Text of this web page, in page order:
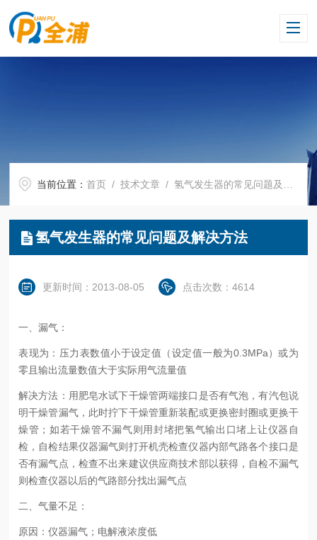
当前位置：首页 /技术文章 / 氢气发生器的常见问题及解决方法
氢气发生器的常见问题及解决方法
更新时间：2013-08-05 点击次数：4614
一、漏气：
表现为：压力表数值小于设定值（设定值一般为0.3MPa）或为
零且输出流量数值大于实际用气流量值
解决方法：用肥皂水试下干燥管两端接口是否有气泡，有汽包说
明干燥管漏气，此时拧下干燥管重新装配或更换密封圈或更换干
燥管；如若干燥管不漏气则用封堵把氢气输出口堵上让仪器自
检，自检结果仪器漏气则打开机壳检查仪器内部气路各个接口是
否有漏气点，检查不出来建议供应商技术部以获得，自检不漏气
则检查仪器以后的气路部分找出漏气点
二、气量不足：
原因：仪器漏气；电解液浓度低